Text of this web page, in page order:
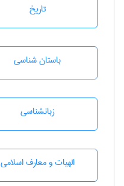
تاريخ
باستان شناسی
زبانشناسی
الهیات و معارف اسلامی